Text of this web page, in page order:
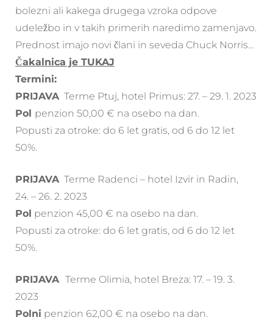
bolezni ali kakega drugega vzroka odpove
udeležbo in v takih primerih naredimo zamenjavo.
Prednost imajo novi člani in seveda Chuck Norris…
Čakalnica je TUKAJ
Termini:
PRIJAVATerme Ptuj, hotel Primus: 27. – 29. 1. 2023
Pol penzion 50,00 € na osebo na dan.
Popusti za otroke: do 6 let gratis, od 6 do 12 let
50%.
PRIJAVATerme Radenci – hotel Izvir in Radin,
24. – 26. 2. 2023
Pol penzion 45,00 € na osebo na dan.
Popusti za otroke: do 6 let gratis, od 6 do 12 let
50%.
PRIJAVA Terme Olimia, hotel Breza: 17. – 19. 3.
2023
Polni penzion 62,00 € na osebo na dan.